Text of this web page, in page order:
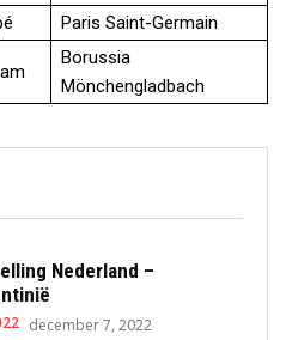
Paris Saint-Germain
Borussia
Mönchengladbach
Nederland –
december 7, 2022